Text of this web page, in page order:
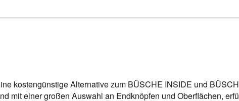
kostengünstige Alternative zum BÜSCHE INSIDE und
mit einer großen Auswahl an Endknöpfen und Oberflächen,